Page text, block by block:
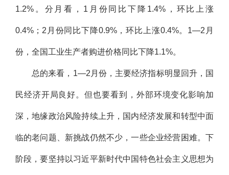
1.2%。分月看，1月份同比下降1.4%，环比上涨
0.4%；2月份同比下降0.9%，环比上涨0.4%。1—2月
份，全国工业生产者购进价格同比下降1.1%。
总的来看，1—2月份，主要经济指标明显回升，国
民经济开局良好。但也要看到，外部环境变化影响加
深，地缘政治风险持续上升，国内经济发展和转型中面
临的老问题、新挑战仍然不少，一些企业经营困难。下
阶段，要坚持以习近平新时代中国特色社会主义思想为